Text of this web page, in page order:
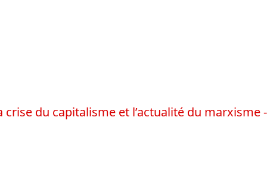
crise du capitalisme et l’actualité du marxisme